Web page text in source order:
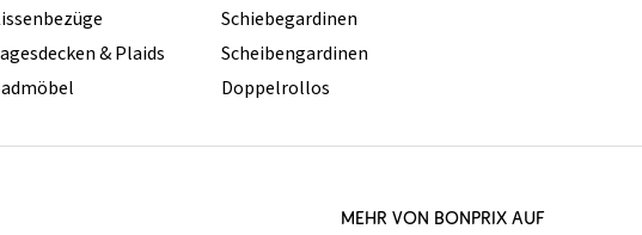
& Plaids
Schiebegardinen
Scheibengardinen
Doppelrollos
MEHR VON BONPRIX AUF